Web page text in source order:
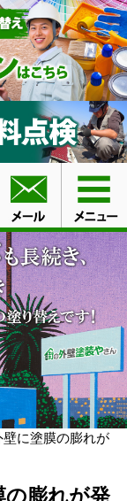
に塗膜の膨れが
の膨れが発